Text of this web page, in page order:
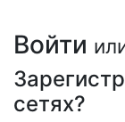
Войти
сетях?